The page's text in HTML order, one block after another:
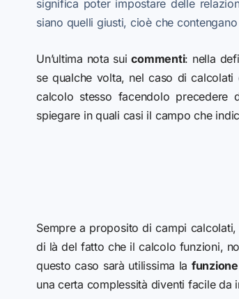
significa poter impostare delle
siano quelli giusti, cioè che
Un’ultima nota suicommenti: nella
se qualche volta, nel caso di
calcolo stesso facendolo precedere
spiegare in quali casi il campo che
Sempre a proposito di campi
di là del fatto che il calcolo funzioni,
questo caso sarà utilissima la
una certa complessità diventi facile da